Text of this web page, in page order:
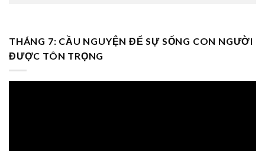
THÁNG 7: CẦU NGUYỆN ĐỂ SỰ SỐNG CON NGƯỜI
ĐƯỢC TÔN TRỌNG